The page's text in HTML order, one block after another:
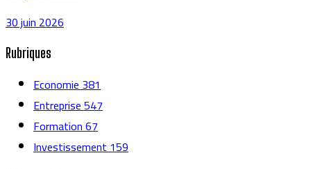
30 juin 2026
Rubriques
Economie381
Entreprise547
Formation67
Investissement159